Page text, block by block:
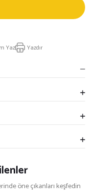
Yaz Yazdır
öne çıkanları keşfedin